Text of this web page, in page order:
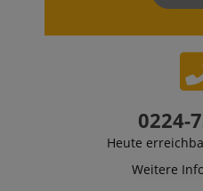
0224-
Heute
Weitere